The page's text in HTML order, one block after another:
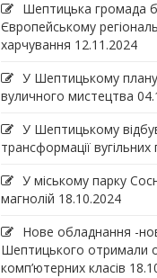
Шептицька громада
Європейському
харчування 12.11.2024
У Шептицькому
вуличного мистецтва
У Шептицькому
трансформації
У міському парку
магнолій 18.10.2024
Нове обладнання -
Шептицького отримали
комп’ютерних класів